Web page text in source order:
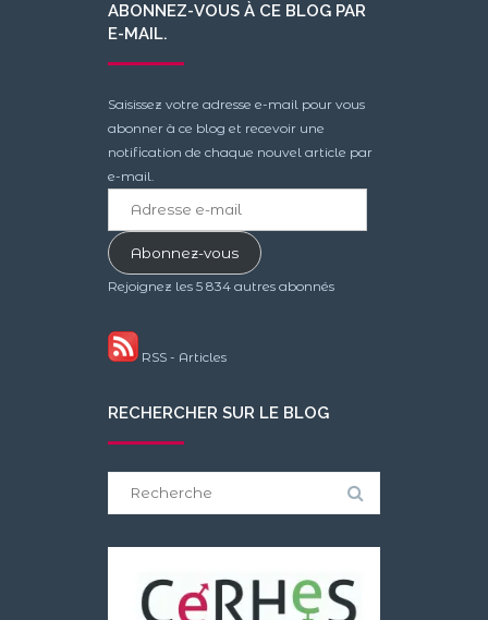
ABONNEZ-VOUS À CE BLOG PAR
E-MAIL.
Saisissez votre adresse e-mail pour vous
abonner à ce blog et recevoir une
notification de chaque nouvel article par
e-mail.
mailAbonnez-vous
Rejoignez les 5 834 autres abonnés
RSS - Articles
RECHERCHER SUR LE BLOG